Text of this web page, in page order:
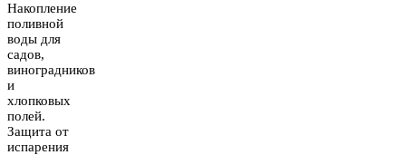
Накопление
поливной
воды для
садов,
виноградников
и
хлопковых
полей.
Защита от
испарения